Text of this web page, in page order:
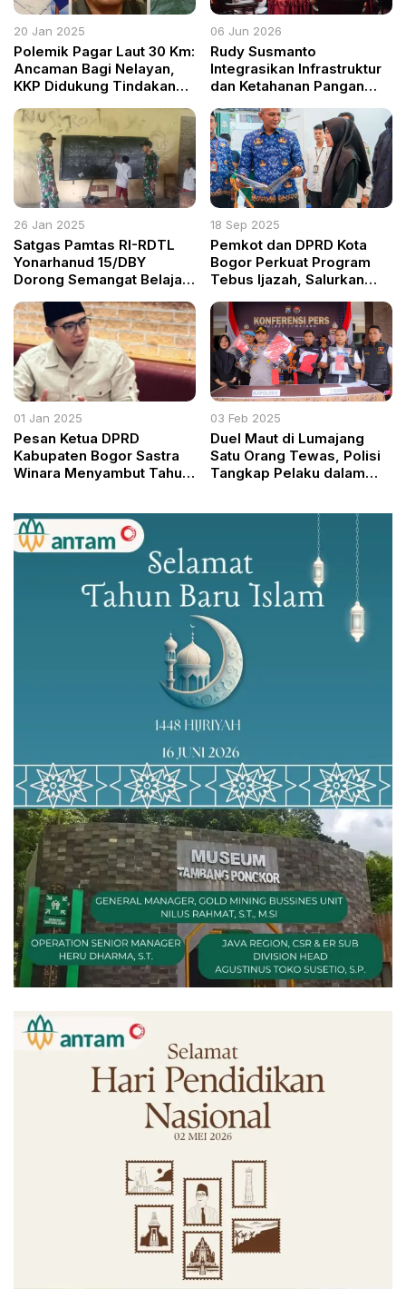
20 Jan 2025
Polemik Pagar Laut 30 Km:
Ancaman Bagi Nelayan,
KKP Didukung Tindakan
AL
06 Jun 2026
Rudy Susmanto
Integrasikan Infrastruktur
dan Ketahanan Pangan
26 Jan 2025
Satgas Pamtas RI-RDTL
Yonarhanud 15/DBY
Dorong Semangat Belajar
18 Sep 2025
Pemkot dan DPRD Kota
Bogor Perkuat Program
Tebus Ijazah, Salurkan
Masyarakat
01 Jan 2025
Pesan Ketua DPRD
Kabupaten Bogor Sastra
Winara Menyambut Tahun
Lebih Baik di Tahun yang
Penuh Harapan
03 Feb 2025
Duel Maut di Lumajang
Satu Orang Tewas, Polisi
Tangkap Pelaku dalam